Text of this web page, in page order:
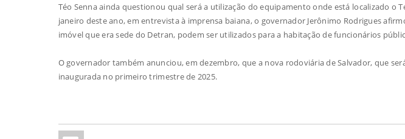
Téo Senna ainda questionou qual será a utilização do equipamento onde está localizado o
janeiro deste ano, em entrevista à imprensa baiana, o governador Jerônimo Rodrigues
imóvel que era sede do Detran, podem ser utilizados para a habitação de funcionários
O governador também anunciou, em dezembro, que a nova rodoviária de Salvador, que
inaugurada no primeiro trimestre de 2025.